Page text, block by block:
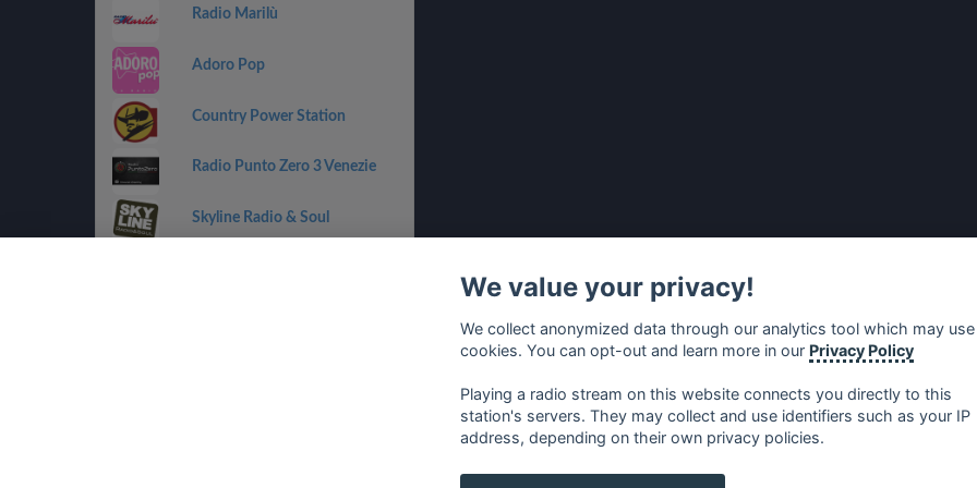
Radio Marilù
Adoro Pop
Country Power Station
Radio Punto Zero 3 Venezie
Skyline Radio & Soul
We value your privacy!
We collect anonymized data through our analytics tool which may use
cookies. You can opt-out and learn more in our Privacy Policy
Playing a radio stream on this website connects you directly to this
station's servers. They may collect and use identifiers such as your IP
address, depending on their own privacy policies.